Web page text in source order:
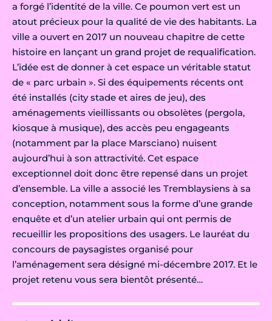
a forgé l’identité de la ville. Ce poumon vert est un
atout précieux pour la qualité de vie des habitants. La
ville a ouvert en 2017 un nouveau chapitre de cette
histoire en lançant un grand projet de requalification.
L’idée est de donner à cet espace un véritable statut
de « parc urbain ». Si des équipements récents ont
été installés (city stade et aires de jeu), des
aménagements vieillissants ou obsolètes (pergola,
kiosque à musique), des accès peu engageants
(notamment par la place Marsciano) nuisent
aujourd’hui à son attractivité. Cet espace
exceptionnel doit donc être repensé dans un projet
d’ensemble. La ville a associé les Tremblaysiens à sa
conception, notamment sous la forme d’une grande
enquête et d’un atelier urbain qui ont permis de
recueillir les propositions des usagers. Le lauréat du
concours de paysagistes organisé pour
l’aménagement sera désigné mi-décembre 2017. Et le
projet retenu vous sera bientôt présenté…